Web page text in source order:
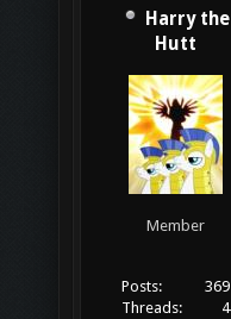
Harry the
Hutt
Member
Posts:
369
Threads:
4